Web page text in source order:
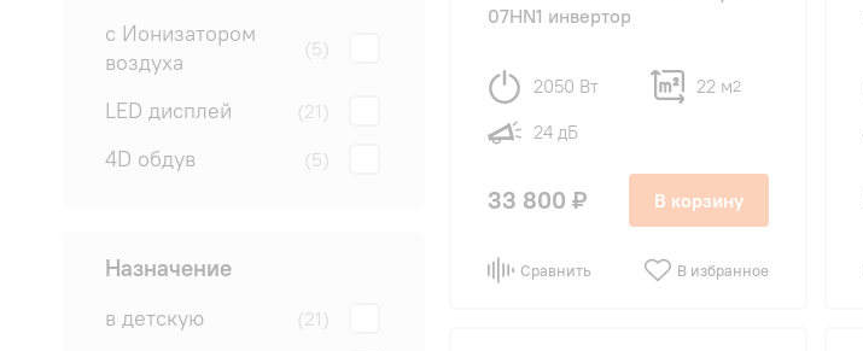
с Ионизатором
воздуха
(5)
LED дисплей (21)
4D обдув (5)
Назначение
в детскую (21)
07HN1 инвертор
2050 Вт 22 м2
24 дБ
33 800 ₽ В корзину
Сравнить В избранное